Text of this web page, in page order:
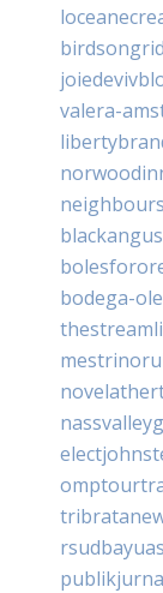
valera-
bodega-